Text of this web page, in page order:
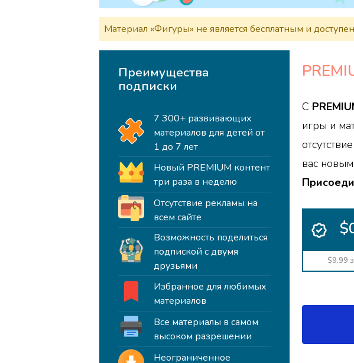
Материал «Фигуры» не является бесплатным и
С
игры и
вас
$9.99
Преимущества
подписки
7 300+ развивающих
материалов для детей от
1 до 7 лет
Новый PREMIUM контент
три раза в неделю
Отсутствие рекламы на
всем сайте
Возможность поделиться
подпиской с двумя
друзьями
Избранное для любимых
материалов
Все материалы в самом
высоком разрешении
Неограниченное